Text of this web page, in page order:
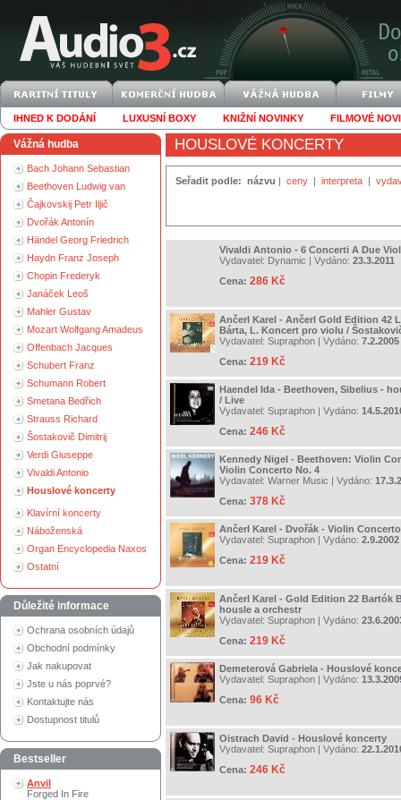
IHNED K DODÁNÍ LUXUSNÍ BOXY KNIŽNÍ NOVINKY FILMOVÉ
Vážná hudba
Bach Johann Sebastian
Beethoven Ludwig van
Čajkovskij Petr Iljič
Dvořák Antonín
Händel Georg Friedrich
Haydn Franz Joseph
Chopin Frederyk
Janáček Leoš
Mahler Gustav
Mozart Wolfgang Amadeus
Offenbach Jacques
Schubert Franz
Schumann Robert
Smetana Bedřich
Strauss Richard
Šostakovič Dimitrij
Verdi Giuseppe
Vivaldi Antonio
Houslové koncerty
Klavírní koncerty
Náboženská
Organ Encyclopedia Naxos
Ostatní
Důležité informace
Ochrana osobních údajů
Obchodní podmínky
Jak nakupovat
Jste u nás poprvé?
Kontaktujte nás
Dostupnost titulů
Bestseller
Anvil
Forged In Fire
HOUSLOVÉ KONCERTY
Seřadit podle: názvu | ceny | interpreta |
Vivaldi Antonio - 6 Concerti A Due
Vydavatel: Dynamic | Vydáno: 23.3.2011
Cena: 286 Kč
Ančerl Karel - Ančerl Gold Edition 42
Bárta, L. Koncert pro violu /
Vydavatel: Supraphon | Vydáno: 7.2.2005
Cena: 219 Kč
Haendel Ida - Beethoven, Sibelius -
/ Live
Vydavatel: Supraphon | Vydáno:
Cena: 246 Kč
Kennedy Nigel - Beethoven: Violin
Violin Concerto No. 4
Vydavatel: Warner Music | Vydáno:
Cena: 378 Kč
Ančerl Karel - Dvořák - Violin
Vydavatel: Supraphon | Vydáno: 2.9.2002
Cena: 219 Kč
Ančerl Karel - Gold Edition 22 Bartók
housle a orchestr
Vydavatel: Supraphon | Vydáno:
Cena: 219 Kč
Demeterová Gabriela - Houslové
Vydavatel: Supraphon | Vydáno:
Cena: 96 Kč
Oistrach David - Houslové koncerty
Vydavatel: Supraphon | Vydáno:
Cena: 246 Kč